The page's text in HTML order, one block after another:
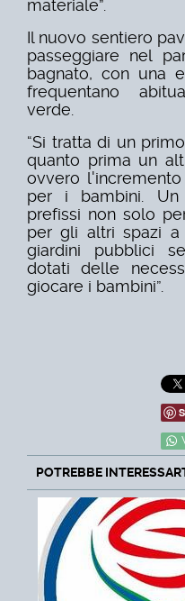
materiale”.
Il nuovo sentiero
passeggiare nel
bagnato, con una
frequentano
verde.
“Si tratta di un
quanto prima un
ovvero
per i bambini.
prefissi non solo
per gli altri spazi
giardini pubblici
dotati delle
giocare i bambini”.
POTREBBE